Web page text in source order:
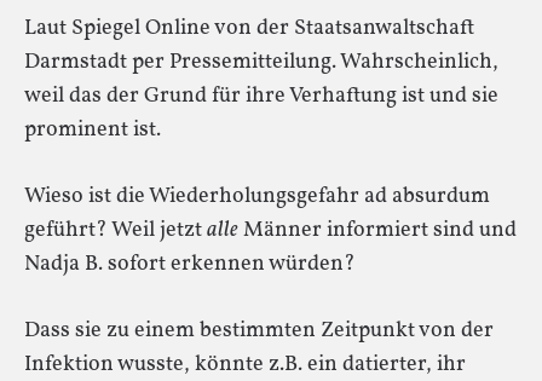
Laut Spiegel Online von der Staatsanwaltschaft
Darmstadt per Pressemitteilung. Wahrscheinlich,
weil das der Grund für ihre Verhaftung ist und sie
prominent ist.
Wieso ist die Wiederholungsgefahr ad absurdum
geführt? Weil jetztalleMänner informiert sind und
Nadja B. sofort erkennen würden?
Dass sie zu einem bestimmten Zeitpunkt von der
Infektion wusste, könnte z.B. ein datierter, ihr